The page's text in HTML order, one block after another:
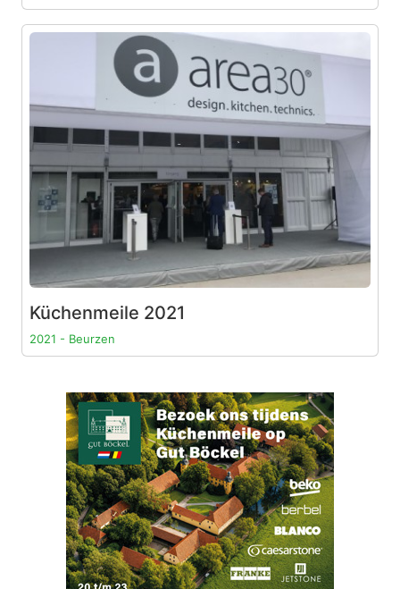
Küchenmeile 2021
2021 - Beurzen